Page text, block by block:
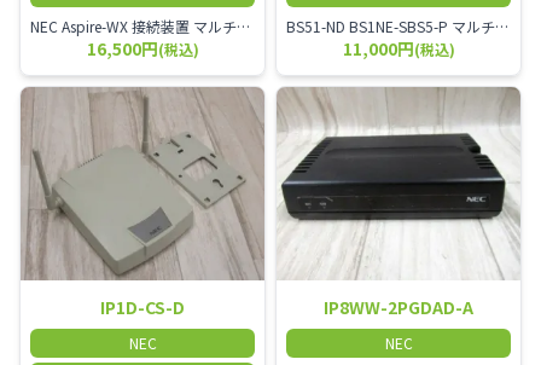
NEC Aspire-WX 接続装置 マルチゾーンコードレスアンテナ
16,500円(税込)
BS51-ND BS1NE-SBS5-P マルチゾーンコードレスアンテナ(ND)
11,000円(税込)
IP1D-CS-D
NEC
IP8WW-2PGDAD-A
NEC